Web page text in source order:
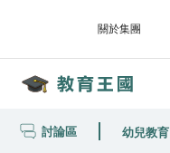
關於集團
討論區 幼兒教育